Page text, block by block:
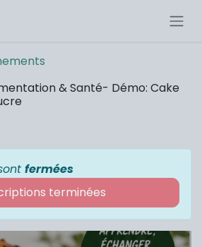
& Santé- Démo: Cake
fermées
terminées